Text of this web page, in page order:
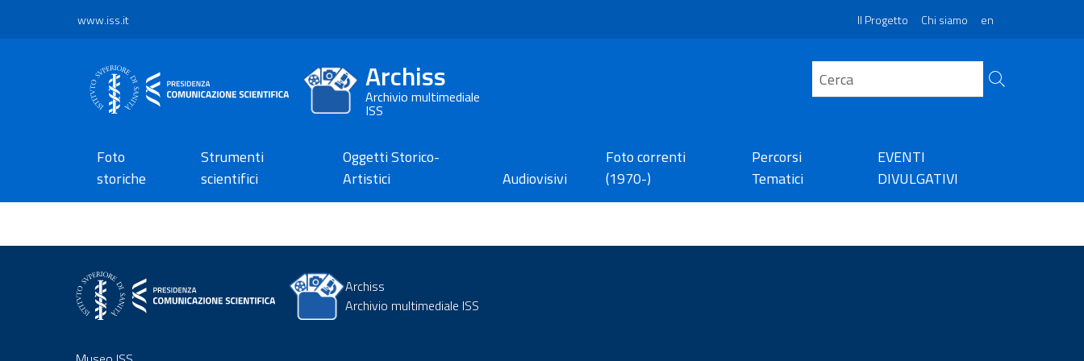
www.iss.it Il Progetto Chi siamo en
Archiss
Archivio multimediale
ISS
Foto
storiche
Strumenti
scientifici
Oggetti Storico-
Artistici
Audiovisivi
Foto correnti
(1970-)
Percorsi
Tematici
EVENTI
DIVULGATIVI
Archiss
Archivio multimediale ISS